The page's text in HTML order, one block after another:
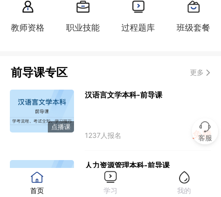
教师资格 职业技能 过程题库 班级套餐
前导课专区 更多
点播课
汉语言文学本科-前导课
1237人报名 免费
人力资源管理本科-前导课
客服
首页 学习 我的